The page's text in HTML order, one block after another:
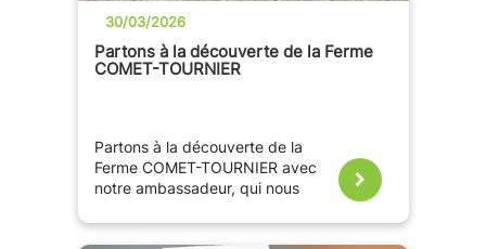
30/03/2026
Partons à la découverte de la Ferme
COMET-TOURNIER
Partons à la découverte de la
Ferme COMET-TOURNIER avec
notre ambassadeur, qui nous